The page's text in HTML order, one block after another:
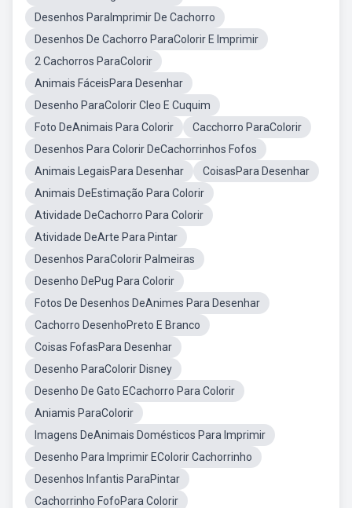
Desenhos ParaImprimir De Cachorro
Desenhos De Cachorro ParaColorir E Imprimir
2 Cachorros ParaColorir
Animais FáceisPara Desenhar
Desenho ParaColorir Cleo E Cuquim
Foto DeAnimais Para Colorir
Cacchorro ParaColorir
Desenhos Para Colorir DeCachorrinhos Fofos
Animais LegaisPara Desenhar
CoisasPara Desenhar
Animais DeEstimação Para Colorir
Atividade DeCachorro Para Colorir
Atividade DeArte Para Pintar
Desenhos ParaColorir Palmeiras
Desenho DePug Para Colorir
Fotos De Desenhos DeAnimes Para Desenhar
Cachorro DesenhoPreto E Branco
Coisas FofasPara Desenhar
Desenho ParaColorir Disney
Desenho De Gato ECachorro Para Colorir
Aniamis ParaColorir
Imagens DeAnimais Domésticos Para Imprimir
Desenho Para Imprimir EColorir Cachorrinho
Desenhos Infantis ParaPintar
Cachorrinho FofoPara Colorir